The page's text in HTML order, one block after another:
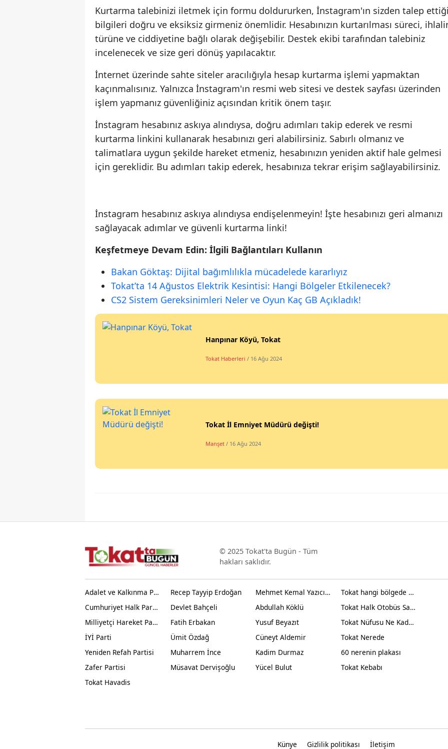
Kurtarma talebinizi iletmek için formu doldururken, İnstagram'ın sizden talep ettiği
bilgileri doğru ve eksiksiz girmeniz önemlidir. Hesabınızın kurtarılması süreci,
türüne ve ciddiyetine bağlı olarak değişebilir. Destek ekibi tarafından talebiniz
incelenecek ve size geri dönüş yapılacaktır.
İnternet üzerinde sahte siteler aracılığıyla hesap kurtarma işlemi yapmaktan
kaçınmalısınız. Yalnızca İnstagram'ın resmi web sitesi ve destek sayfası üzerinden
işlem yapmanız güvenliğiniz açısından kritik önem taşır.
İnstagram hesabınız askıya alındıysa, doğru adımları takip ederek ve resmi
kurtarma linkini kullanarak hesabınızı geri alabilirsiniz. Sabırlı olmanız ve
talimatlara uygun şekilde hareket etmeniz, hesabınızın yeniden aktif hale gelmesi
için gereklidir. Bu adımları takip ederek, hesabınıza tekrar erişim sağlayabilirsiniz.
İnstagram hesabınız askıya alındıysa endişelenmeyin! İşte hesabınızı geri almanızı
sağlayacak adımlar ve güvenli kurtarma linki!
Keşfetmeye Devam Edin: İlgili Bağlantıları Kullanın
Bakan Göktaş: Dijital bağımlılıkla mücadelede kararlıyız
Tokat’ta 14 Ağustos Elektrik Kesintisi: Hangi Bölgeler Etkilenecek?
CS2 Sistem Gereksinimleri Neler ve Oyun Kaç GB Açıkladık!
Hanpınar Köyü, Tokat
Tokat Haberleri / 16 Ağu 2024
Tokat İl Emniyet Müdürü değişti!
Manşet / 16 Ağu 2024
© 2025 Tokat'ta Bugün - Tüm
hakları saklıdır.
Adalet ve Kalkınma Partisi
Cumhuriyet Halk Partisi
Milliyetçi Hareket Partisi
İYİ Parti
Yeniden Refah Partisi
Zafer Partisi
Tokat Havadis
Recep Tayyip Erdoğan
Devlet Bahçeli
Fatih Erbakan
Ümit Özdağ
Muharrem İnce
Müsavat Dervişoğlu
Mehmet Kemal Yazıcıoğlu
Abdullah Köklü
Yusuf Beyazıt
Cüneyt Aldemir
Kadim Durmaz
Yücel Bulut
Tokat hangi bölgede yer alır?
Tokat Halk Otobüs Saatleri
Tokat Nüfusu Ne Kadar 2024
Tokat Nerede
60 nerenin plakası
Tokat Kebabı
Künye Gizlilik politikası İletişim